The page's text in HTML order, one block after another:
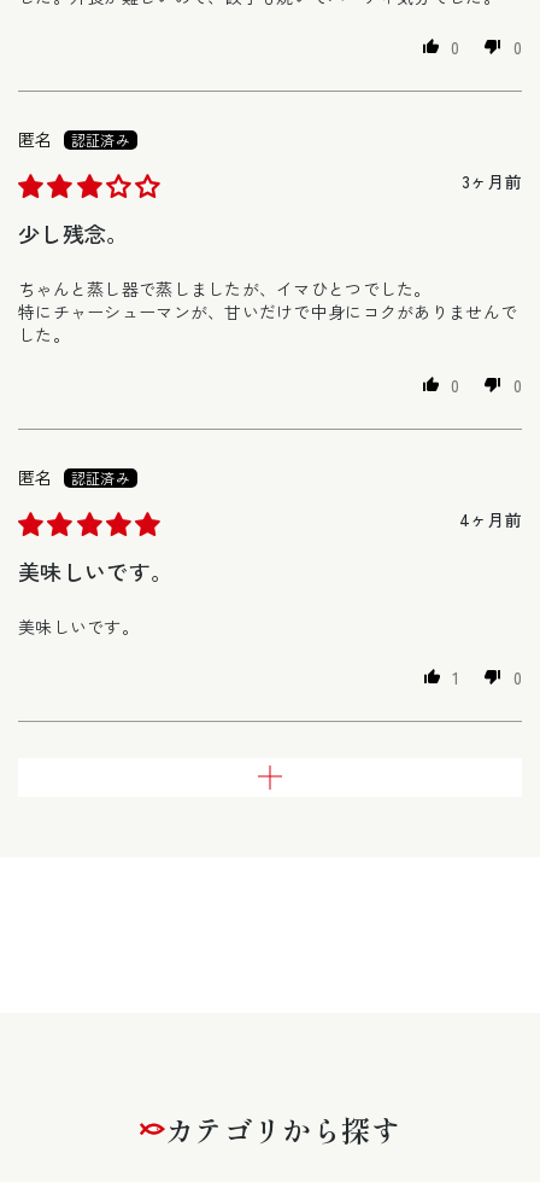
0 0
3ヶ月前
匿名
少し残念。
ちゃんと蒸し器で蒸しましたが、イマひとつでした。
特にチャーシューマンが、甘いだけで中身にコクがありませんで
した。
0 0
4ヶ月前
匿名
美味しいです。
美味しいです。
1 0
さらに読み込む
カテゴリから探す